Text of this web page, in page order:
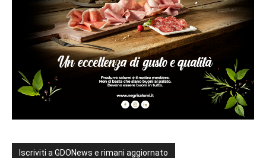
Iscriviti a GDONews e rimani aggiornato